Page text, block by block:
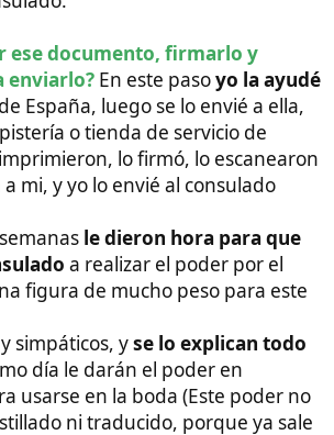
. Este documento necesita
se pide aquí:
se pide aquí:
a los 6 meses de ser expedido.
envíe, escanéalo y envíale las
traductor jurado (incluido la oja
adjunta. Más abajo hablo
y coste).